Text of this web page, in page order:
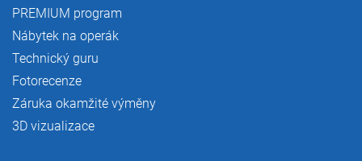
PREMIUM program
Nábytek na operák
Technický guru
Fotorecenze
Záruka okamžité výměny
3D vizualizace